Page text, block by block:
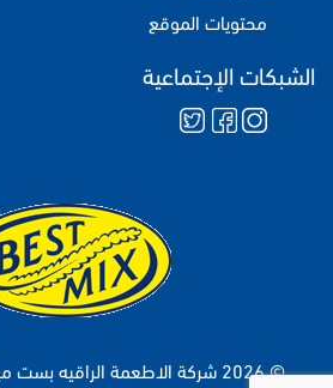
محتويات الموقع
الشبكات الإجتماعية
© 2026 شركة الاطعمة الراقيه بست ميكس